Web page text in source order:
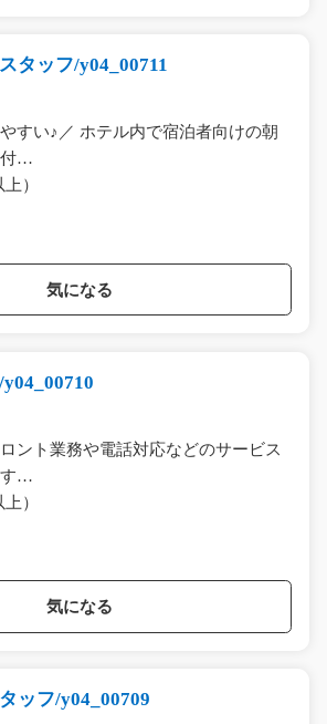
タッフ/y04_00711
すい♪／ ホテル内で宿泊者向けの朝
付…
）
気になる
ント業務や電話対応などのサービス
す…
）
気になる
ッフ/y04_00709